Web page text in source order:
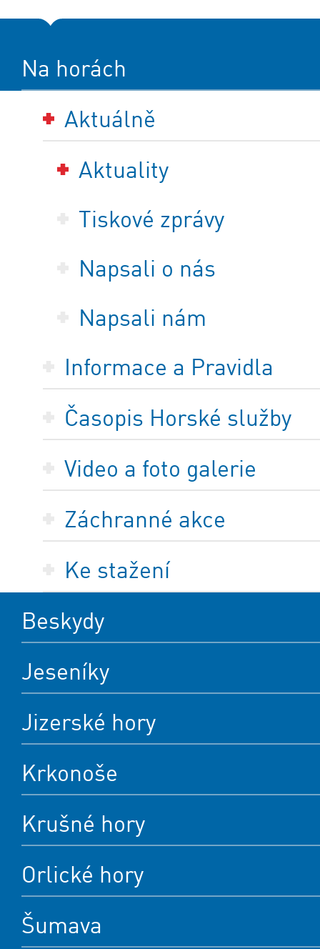
Na horách
Aktuálně
Aktuality
Tiskové zprávy
Napsali o nás
Napsali nám
Informace a Pravidla
Časopis Horské služby
Video a foto galerie
Záchranné akce
Ke stažení
Beskydy
Jeseníky
Jizerské hory
Krkonoše
Krušné hory
Orlické hory
Šumava